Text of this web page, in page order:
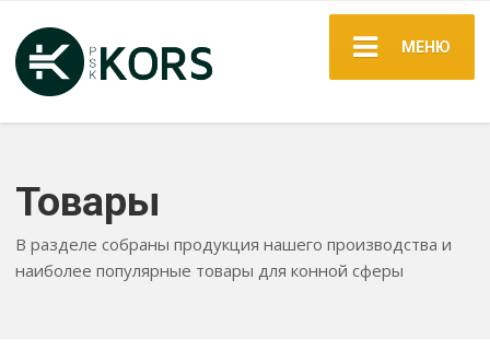
МЕНЮ
Товары
В разделе собраны продукция нашего производства и
наиболее популярные товары для конной сферы